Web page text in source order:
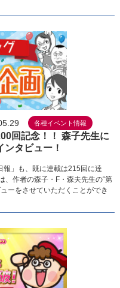
各種イベント情報
回記念！！ 森子先生に
ンタビュー！
」も、既に連載は215回に達
、作者の森子・F・森夫先生の“第
ーをさせていただくことができ